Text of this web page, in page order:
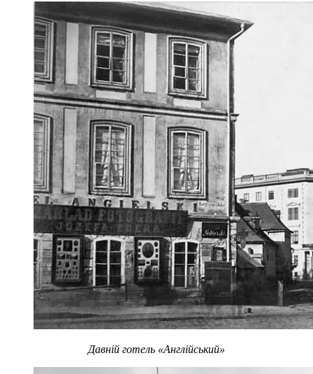
Давній готель «Англійський»